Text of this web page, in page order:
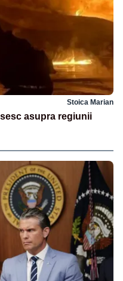
Stoica Marian
asupra regiunii